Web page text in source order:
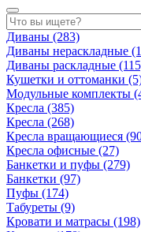
Диваны (283)
Диваны нераскладные
Диваны раскладные
Кушетки и оттоманки
Модульные комплекты
Кресла (385)
Кресла (268)
Кресла вращающиеся
Кресла офисные (27)
Банкетки и пуфы (279)
Банкетки (97)
Пуфы (174)
Табуреты (9)
Кровати и матрасы (198)